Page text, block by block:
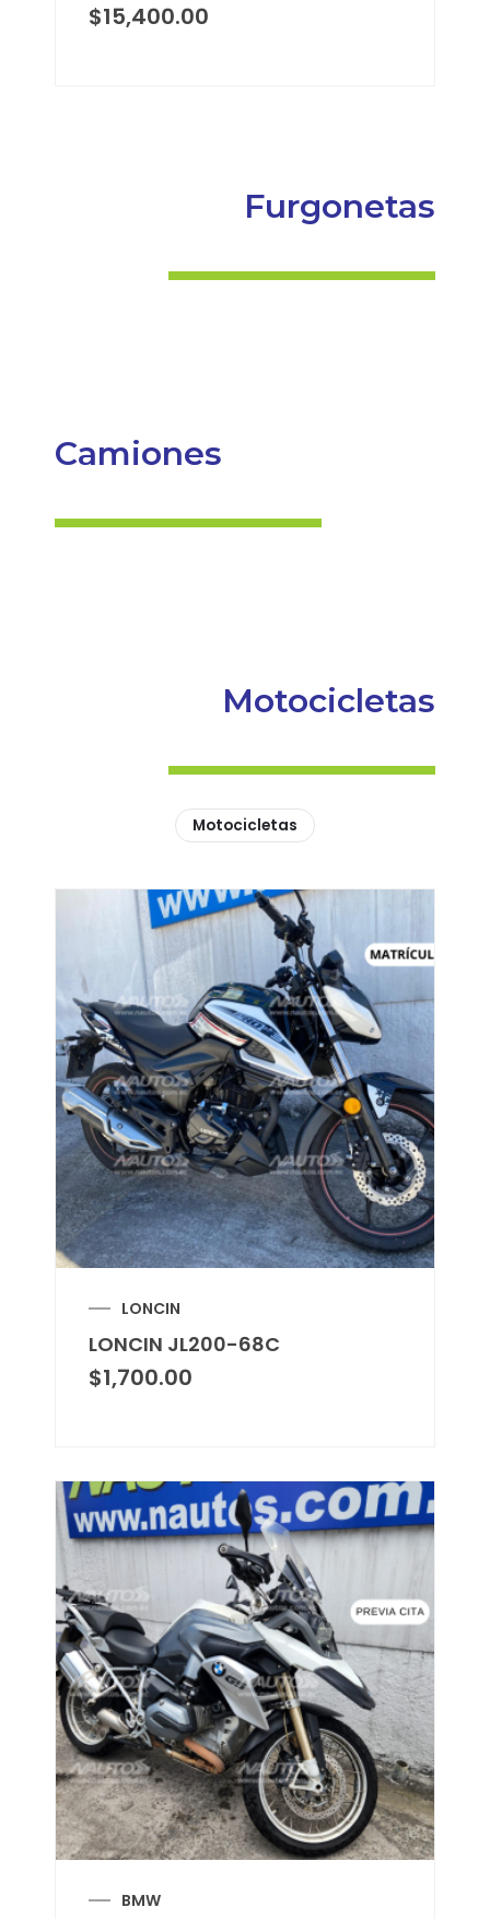
$15,400.00
Furgonetas
Camiones
Motocicletas
Motocicletas
LONCIN
LONCIN JL200-68C
$1,700.00
BMW